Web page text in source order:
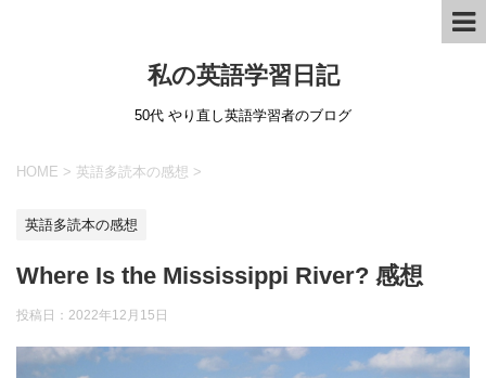
私の英語学習日記
50代 やり直し英語学習者のブログ
HOME > 英語多読本の感想 >
英語多読本の感想
Where Is the Mississippi River? 感想
投稿日： 2022年12月15日